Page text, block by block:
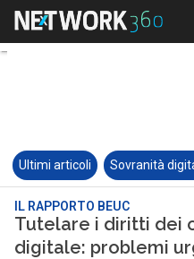
Ultimi articoli Sovranità
IL RAPPORTO BEUC
Tutelare i diritti dei
digitale: problemi